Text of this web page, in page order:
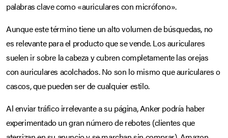
palabras clave como «auriculares con micrófono».
Aunque este término tiene un alto volumen de búsquedas, no
es relevante para el producto que se vende. Los auriculares
suelen ir sobre la cabeza y cubren completamente las orejas
con auriculares acolchados. No son lo mismo que auriculares o
cascos, que pueden ser de cualquier estilo.
Al enviar tráfico irrelevante a su página, Anker podría haber
experimentado un gran número de rebotes (clientes que